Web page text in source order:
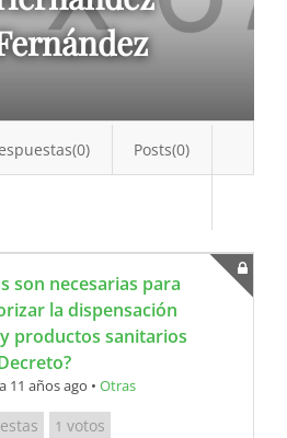
Posts(0)
son necesarias para
la dispensación
productos sanitarios
11 años ago • Otras
1 votos